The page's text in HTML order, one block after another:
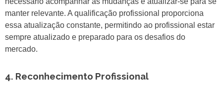
manter relevante. A qualificação profissional proporciona
essa atualização constante, permitindo ao profissional estar
sempre atualizado e preparado para os desafios do
mercado.
4. Reconhecimento Profissional